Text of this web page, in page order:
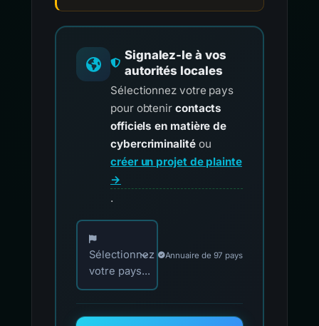
Signalez-le à vos
autorités locales
Sélectionnez votre pays
pour obtenir contacts
officiels en matière de
cybercriminalitéou
créer un projet de plainte
→
.
Choisissez votre pays pour les contacts
Sélectionnez
votre pays...
Annuaire de 97 pays